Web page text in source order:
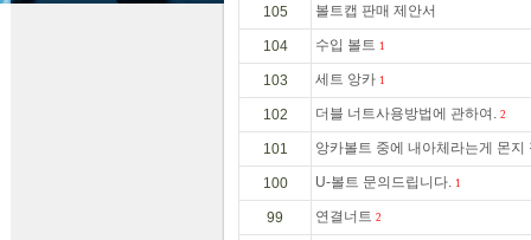
105 볼트캡 판매 제안서
104 수입 볼트 1
103 세트 앙카 1
102 더블 너트사용방법에 관하여. 2
101 앙카볼트 중에 내아체라는게 몬
100 U-볼트 문의드립니다. 1
99 연결너트 2